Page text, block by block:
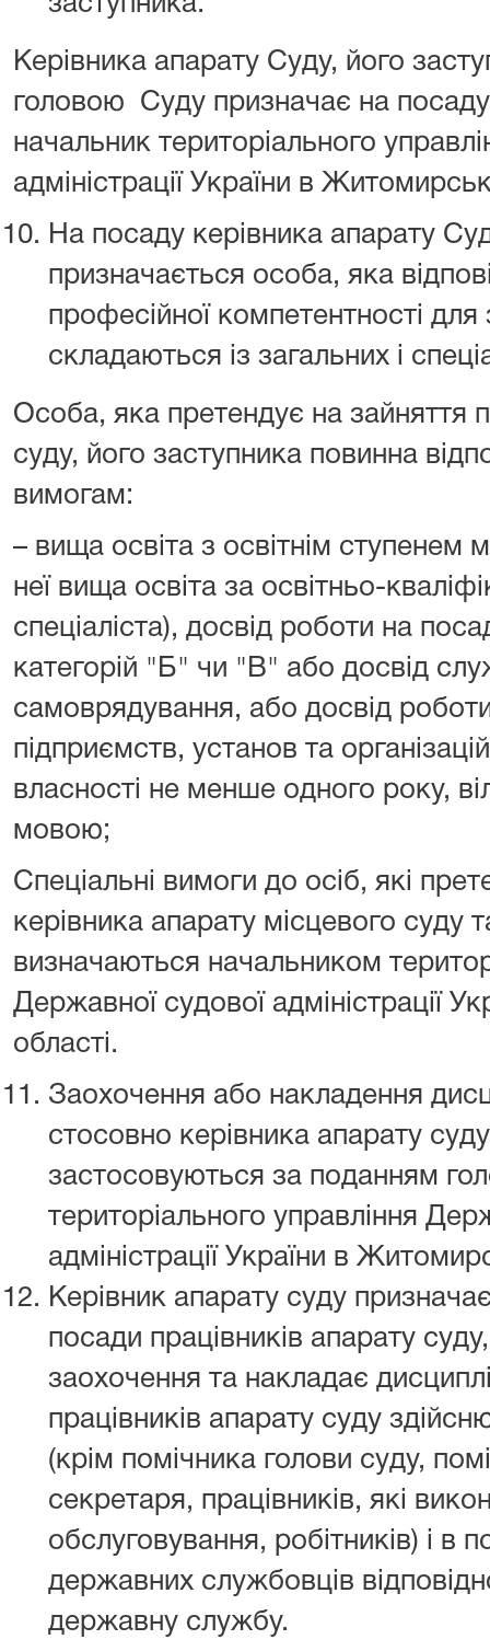
Керівника апарату Суду, його
головою Суду призначає на посаду
начальник територіального
адміністрації України в
На посаду керівника апарату
призначається особа, яка
професійної компетентності для
складаються із загальних і
Особа, яка претендує на зайняття
суду, його заступника повинна
вимогам:
– вища освіта з освітнім ступенем
неї вища освіта за освітньо-
спеціаліста), досвід роботи на
категорій "Б" чи "В" або досвід
самоврядування, або досвід
підприємств, установ та
власності не менше одного року,
мовою;
Спеціальні вимоги до осіб, які
керівника апарату місцевого суду
визначаються начальником
Державної судової адміністрації
області.
Заохочення або накладення
стосовно керівника апарату
застосовуються за поданням
територіального управління
адміністрації України в
Керівник апарату суду
посади працівників апарату
заохочення та накладає
працівників апарату суду
(крім помічника голови суду,
секретаря, працівників, які
обслуговування, робітників) і в
державних службовців
державну службу.